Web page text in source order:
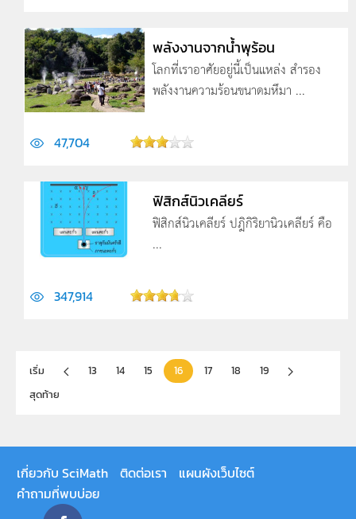
พลังงานจากน้ำพุร้อน
โลกที่เราอาศัยอยู่นี้เป็นแหล่ง สำรอง
พลังงานความร้อนขนาดมหึมา ...
47,704
ฟิสิกส์นิวเคลียร์
ฟิสิกส์นิวเคลียร์ ปฎิกิริยานิวเคลียร์ คือ
...
347,914
เริ่ม 13 14 15 16 17 18
19
สุดท้าย
เกี่ยวกับ SciMath ติดต่อเรา
แผนผังเว็บไซต์
คำถามที่พบบ่อย